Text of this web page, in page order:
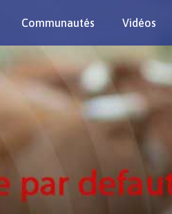
Communautés Vidéos